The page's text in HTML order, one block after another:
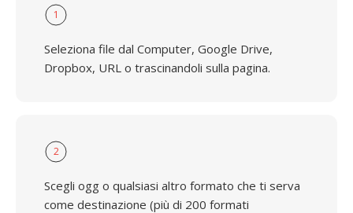
1
Seleziona file dal Computer, Google Drive,
Dropbox, URL o trascinandoli sulla pagina.
2
Scegli ogg o qualsiasi altro formato che ti serva
come destinazione (più di 200 formati